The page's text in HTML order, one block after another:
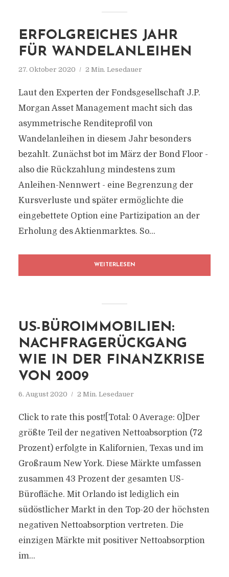
ERFOLGREICHES JAHR
FÜR WANDELANLEIHEN
27. Oktober 2020 2 Min. Lesedauer
Laut den Experten der Fondsgesellschaft J.P.
Morgan Asset Management macht sich das
asymmetrische Renditeprofil von
Wandelanleihen in diesem Jahr besonders
bezahlt. Zunächst bot im März der Bond Floor -
also die Rückzahlung mindestens zum
Anleihen-Nennwert - eine Begrenzung der
Kursverluste und später ermöglichte die
eingebettete Option eine Partizipation an der
Erholung des Aktienmarktes. So...
WEITERLESEN
US-BÜROIMMOBILIEN:
NACHFRAGERÜCKGANG
WIE IN DER FINANZKRISE
VON 2009
6. August 2020 2 Min. Lesedauer
Click to rate this post![Total: 0 Average: 0]Der
größte Teil der negativen Nettoabsorption (72
Prozent) erfolgte in Kalifornien, Texas und im
Großraum New York. Diese Märkte umfassen
zusammen 43 Prozent der gesamten US-
Bürofläche. Mit Orlando ist lediglich ein
südöstlicher Markt in den Top-20 der höchsten
negativen Nettoabsorption vertreten. Die
einzigen Märkte mit positiver Nettoabsorption
im...